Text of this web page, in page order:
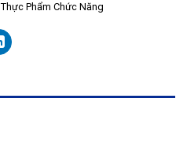
Thực Phẩm Chức Năng